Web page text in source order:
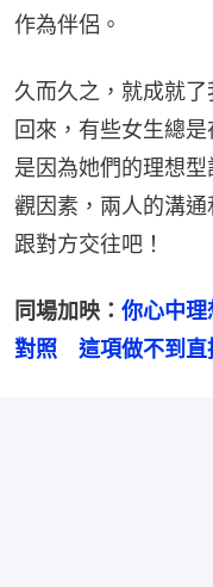
作為伴侶。
久而久之，就成就
回來，有些女生總
是因為她們的理想
觀因素，兩人的溝
跟對方交往吧！
同場加映： 你心中
對照　這項做不到直